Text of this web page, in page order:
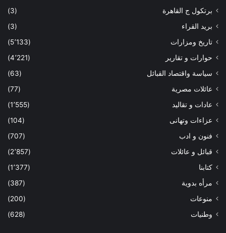
برتكول ج القاهرة
(3)
بريد القراء
(3)
تاريخ ومزارات
(5٬133)
حوارات و تقارير
(4٬221)
سياسة واقتصاد القبائل
(63)
عائلات مصرية
(77)
عادات و تقاليد
(1٬555)
عزاءات وتهانى
(104)
فنون و ادب
(707)
قبائل و عائلات
(2٬857)
كتابنا
(1٬377)
مرأه بدوية
(387)
منوعات
(200)
وطنيات
(628)